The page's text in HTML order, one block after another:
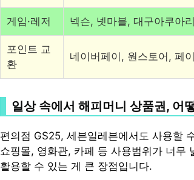
게임·레저 넥슨, 넷마블, 대구아쿠아
포인트 교
환
네이버페이, 원스토어, 페
일상 속에서 해피머니 상품권, 어
편의점 GS25, 세븐일레븐에서도 사용할
쇼핑몰, 영화관, 카페 등 사용범위가 너무
활용할 수 있는 게 큰 장점입니다.